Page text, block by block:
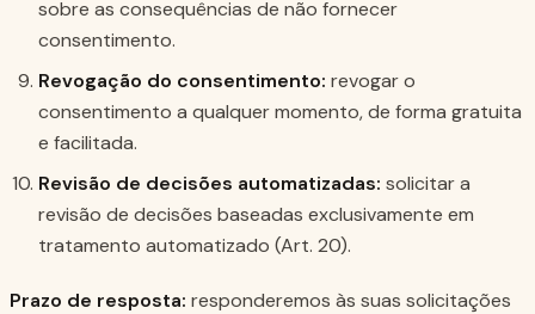
sobre as consequências de não fornecer
consentimento.
Revogação do consentimento: revogar o
consentimento a qualquer momento, de forma gratuita
e facilitada.
Revisão de decisões automatizadas: solicitar a
revisão de decisões baseadas exclusivamente em
tratamento automatizado (Art. 20).
Prazo de resposta: responderemos às suas solicitações